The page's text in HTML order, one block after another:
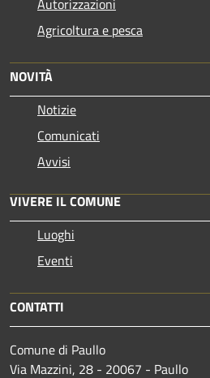
Agricoltura e pesca
NOVITÀ
Notizie
Comunicati
Avvisi
VIVERE IL COMUNE
Luoghi
Eventi
CONTATTI
Comune di Paullo
Via Mazzini, 28 - 20067 - Paullo